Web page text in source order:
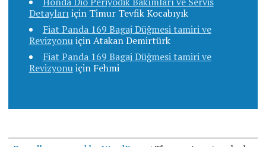
Detaylarıiçin Timur Tevfik Kocabıyık
Fiat Panda 169 Bagaj Düğmesi tamiri ve
RevizyonuiçinAtakan Demirtürk
Fiat Panda 169 Bagaj Düğmesi tamiri ve
Revizyonuiçin Fehmi